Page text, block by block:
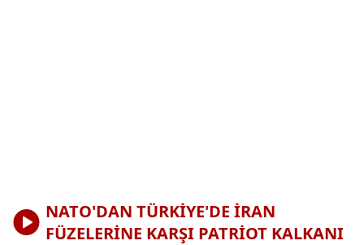
NATO'DAN TÜRKİYE'DE İRAN
FÜZELERİNE KARŞI PATRİOT KALKANI